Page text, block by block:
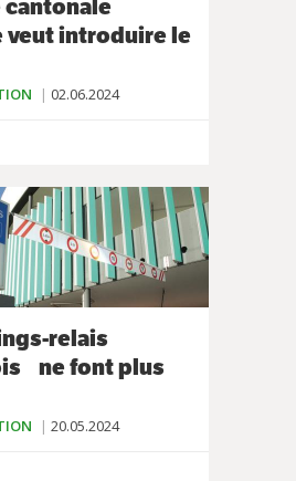
cantonale
veut introduire le
02.06.2024
relais
ne font plus
20.05.2024